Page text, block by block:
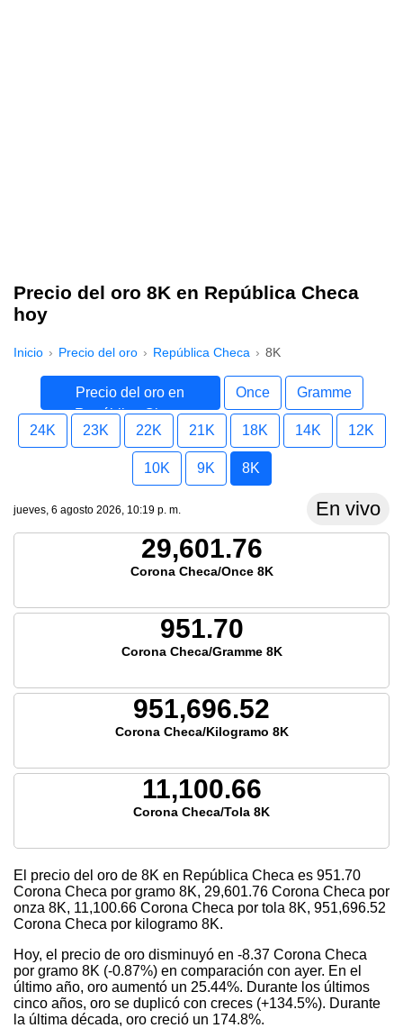
Precio del oro 8K en República Checa
hoy
Inicio Precio del oro República Checa 8K
Precio del oro en
República Checa
Once Gramme
24K 23K 22K 21K 18K 14K 12K
10K 9K 8K
jueves, 6 agosto 2026, 10:19 p. m. En vivo
29,601.76
Corona Checa/Once 8K
951.70
Corona Checa/Gramme 8K
951,696.52
Corona Checa/Kilogramo 8K
11,100.66
Corona Checa/Tola 8K
El precio del oro de 8K en República Checa es 951.70
Corona Checa por gramo 8K, 29,601.76 Corona Checa por
onza 8K, 11,100.66 Corona Checa por tola 8K, 951,696.52
Corona Checa por kilogramo 8K.
Hoy, el precio de oro disminuyó en -8.37 Corona Checa
por gramo 8K (-0.87%) en comparación con ayer. En el
último año, oro aumentó un 25.44%. Durante los últimos
cinco años, oro se duplicó con creces (+134.5%). Durante
la última década, oro creció un 174.8%.